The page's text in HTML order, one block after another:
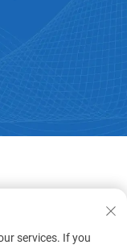
Co., Ltd. Alle
services. If you